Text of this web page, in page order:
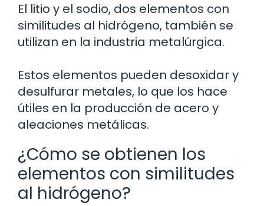
El litio y el sodio, dos elementos con
similitudes al hidrógeno, también se
utilizan en la industria metalúrgica.
Estos elementos pueden desoxidar y
desulfurar metales, lo que los hace
útiles en la producción de acero y
aleaciones metálicas.
¿Cómo se obtienen los
elementos con similitudes
al hidrógeno?